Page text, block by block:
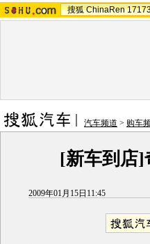
搜狐 ChinaRen
汽车频道 > 购车
[新车到店]
2009年01月15日11:45